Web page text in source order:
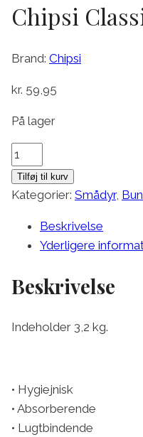
Chipsi
Brand: Chipsi
kr. 59,95
På lager
Chipsi
Classic
Spåner
Tilføj til kurv
Kategorier: Smådyr,
Beskrivelse
Yderligere
Beskrivelse
Indeholder 3,2 kg.
• Hygiejnisk
• Absorberende
• Lugtbindende